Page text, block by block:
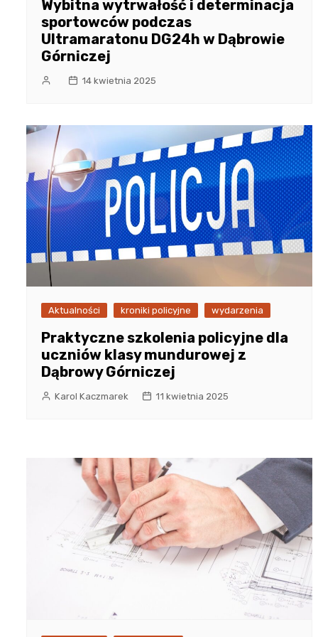
Wybitna wytrwałość i determinacja
sportowców podczas
Ultramaratonu DG24h w Dąbrowie
Górniczej
14 kwietnia 2025
Aktualności kroniki policyjne wydarzenia
Praktyczne szkolenia policyjne dla
uczniów klasy mundurowej z
Dąbrowy Górniczej
Karol Kaczmarek 11 kwietnia 2025